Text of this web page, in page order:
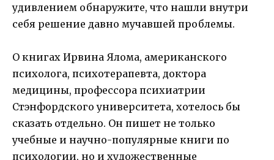
удивлением обнаружите, что нашли внутри
себя решение давно мучавшей проблемы.
О книгах Ирвина Ялома, американского
психолога, психотерапевта, доктора
медицины, профессора психиатрии
Стэнфордского университета, хотелось бы
сказать отдельно. Он пишет не только
учебные и научно-популярные книги по
психологии, но и художественные